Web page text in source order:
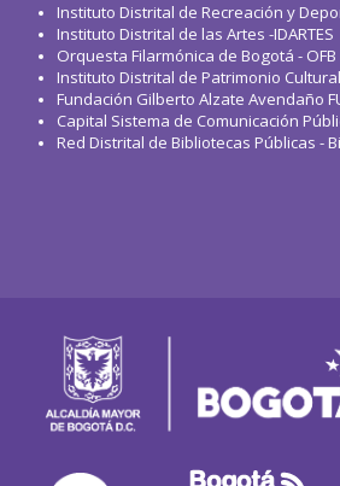
Instituto Distrital de Recreación y
Instituto Distrital de las Artes -IDARTES
Orquesta Filarmónica de Bogotá - OFB
Instituto Distrital de Patrimonio Cultural
Fundación Gilberto Alzate Avendaño
Capital Sistema de Comunicación
Red Distrital de Bibliotecas Públicas -